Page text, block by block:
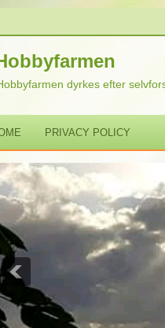
dyrkes efter
PRIVACY POLICY